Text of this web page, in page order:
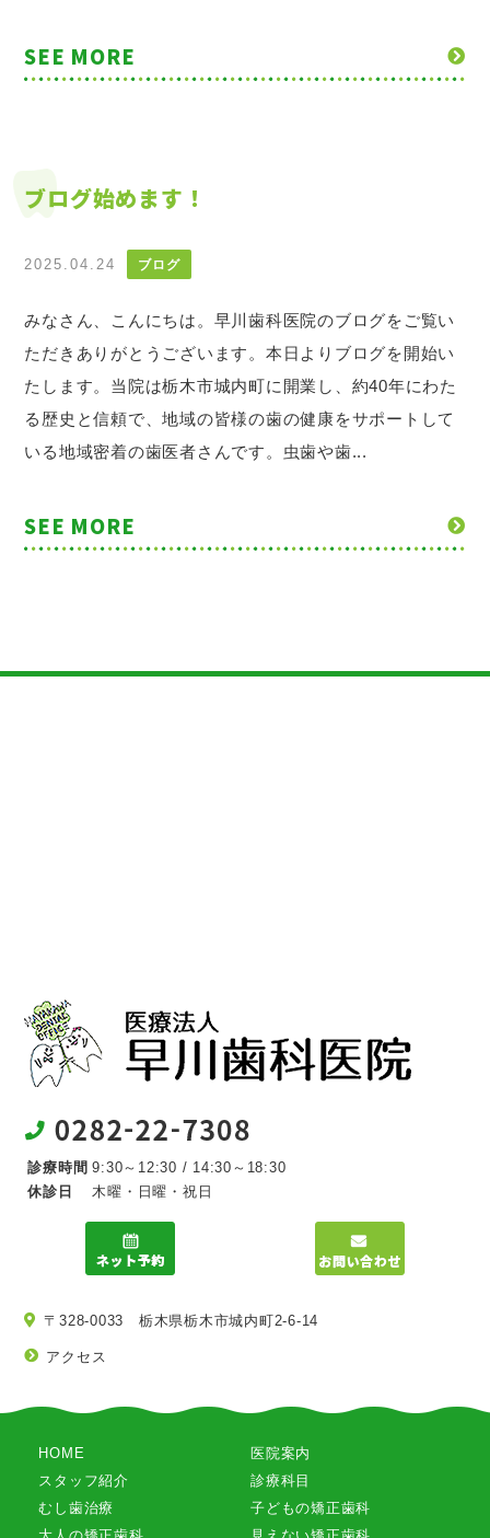
SEE MORE
ブログ始めます！
2025.04.24 ブログ
みなさん、こんにちは。早川歯科医院のブログをご覧い
ただきありがとうございます。本日よりブログを開始い
たします。当院は栃木市城内町に開業し、約40年にわた
る歴史と信頼で、地域の皆様の歯の健康をサポートして
いる地域密着の歯医者さんです。虫歯や歯...
SEE MORE
診療時間 9:30～12:30 / 14:30～18:30
休診日
木曜・日曜・祝日
〒328-0033 栃木県栃木市城内町2-6-14
アクセス
HOME
医院案内
スタッフ紹介
診療科目
むし歯治療
子どもの矯正歯科